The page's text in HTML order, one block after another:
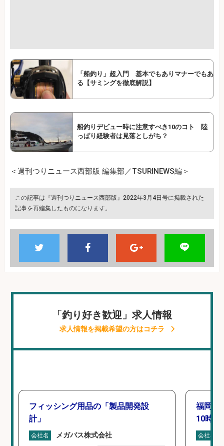
「船釣り」超入門 基本でもありマナーでもあ
る【サミングを徹底解説】
船釣りデビュー時に注意すべき10のコト 陸
っぱり経験者は見落としがち？
＜週刊つりニュース西部版 編集部／TSURINEWS編＞
この記事は『週刊つりニュース西部版』2022年3月4日号に掲載された
記事を再編集したものになります。
「釣り好き歓迎」求人情報
求人情報を掲載希望の方はコチラ
フィッシング用品の「製品開発設
計」
会社名 メガバス株式会社
福岡「
10時間
会社名